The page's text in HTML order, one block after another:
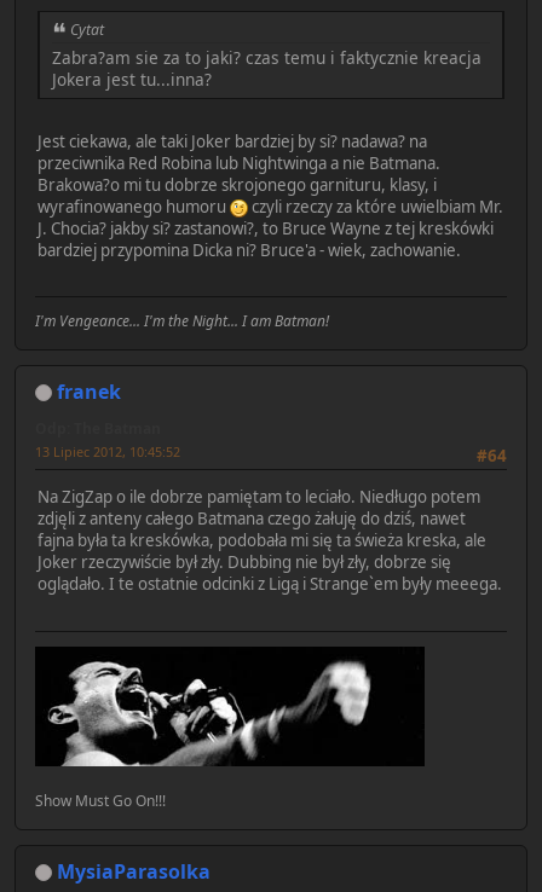
Cytat
Zabra?am sie za to jaki? czas temu i faktycznie kreacja
Jokera jest tu...inna?
Jest ciekawa, ale taki Joker bardziej by si? nadawa? na
przeciwnika Red Robina lub Nightwinga a nie Batmana.
Brakowa?o mi tu dobrze skrojonego garnituru, klasy, i
wyrafinowanego humoru
czyli rzeczy za które uwielbiam Mr.
J. Chocia? jakby si? zastanowi?, to Bruce Wayne z tej kreskówki
bardziej przypomina Dicka ni? Bruce'a - wiek, zachowanie.
I'm Vengeance... I'm the Night... I am Batman!
franek
#64
13 Lipiec 2012, 10:45:52
Na ZigZap o ile dobrze pamiętam to leciało. Niedługo potem
zdjęli z anteny całego Batmana czego żałuję do dziś, nawet
fajna była ta kreskówka, podobała mi się ta świeża kreska, ale
Joker rzeczywiście był zły. Dubbing nie był zły, dobrze się
oglądało. I te ostatnie odcinki z Ligą i Strange`em były meeega.
Show Must Go On!!!
MysiaParasolka